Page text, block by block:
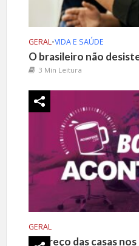
GERAL•VIDA E SAÚDE
O brasileiro não
3 Min Leitura
GERAL
Preço das casas